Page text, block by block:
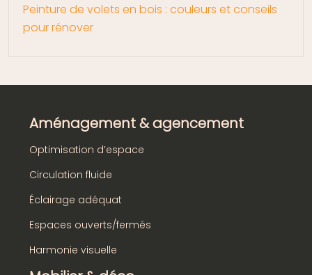
Peinture de volets en bois : couleurs et conseils
pour rénover
Aménagement & agencement
Optimisation d’espace
Circulation fluide
Éclairage adéquat
Espaces ouverts/fermés
Harmonie visuelle